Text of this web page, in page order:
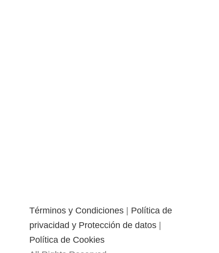
Términos y Condiciones
Política de
privacidad y Protección de datos
Política de Cookies